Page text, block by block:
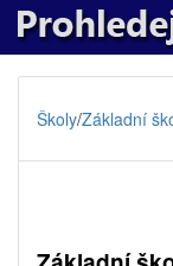
Školy/Základní